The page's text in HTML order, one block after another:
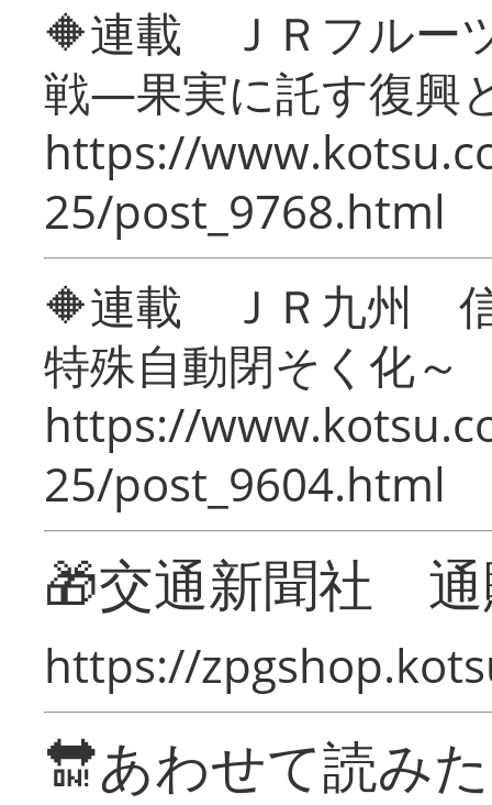
🔶連載 ＪＲフルー
戦―果実に託す復興
https://
25/post_9768.html
🔶連載 ＪＲ九州 信
特殊自動閉そく化～
https://
25/post_9604.html
🎁交通新聞社
https://
🔛あわせて読み